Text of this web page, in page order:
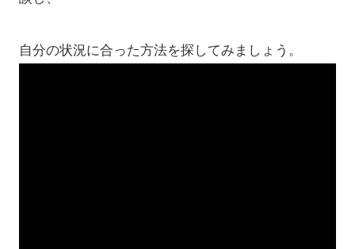
自分の状況に合った方法を探してみましょう。